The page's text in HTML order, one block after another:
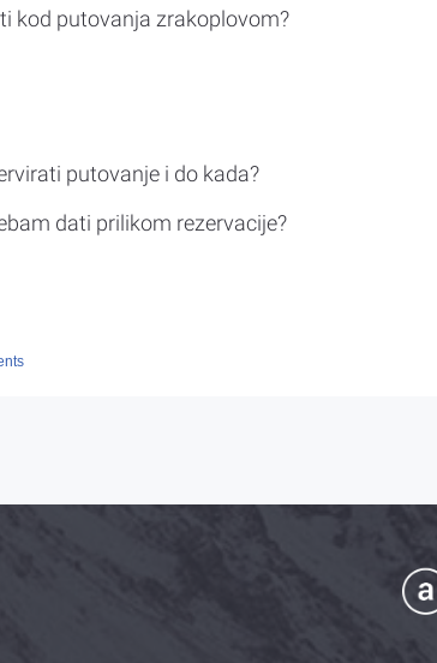
kod putovanja zrakoplovom?
putovanje i do kada?
dati prilikom rezervacije?